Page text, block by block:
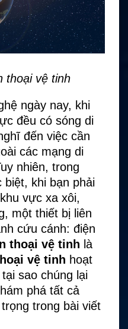
thoại vệ tinh
ngày nay, khi
đều có sóng di
đến việc cần
các mạng di
nhiên, trong
biệt, khi bạn phải
vực xa xôi,
một thiết bị liên
cứu cánh: điện
thoại vệ tinh là
vệ tinh hoạt
sao chúng lại
phá tất cả
trong bài viết